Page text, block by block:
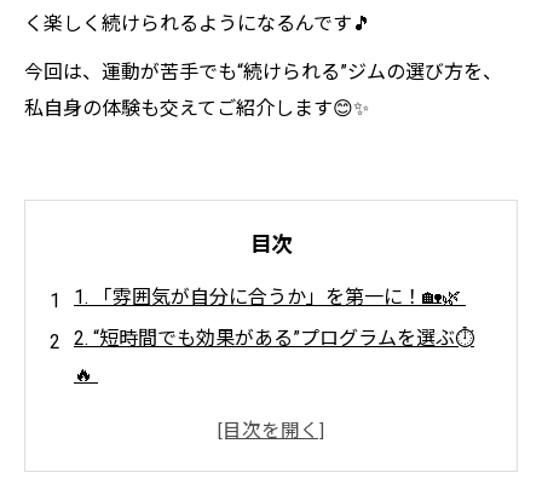
く楽しく続けられるようになるんです🎵
今回は、運動が苦手でも“続けられる”ジムの選び方を、
私自身の体験も交えてご紹介します😊✨
目次
1. 「雰囲気が自分に合うか」を第一に！🏡🌿
2. “短時間でも効果がある”プログラムを選ぶ⏱️
🔥
3. トレーナーとの相性も超重要！🤝💬